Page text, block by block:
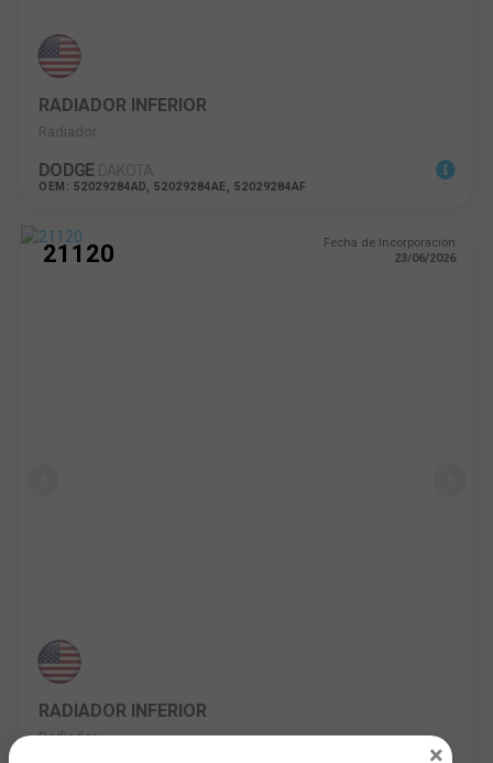
RADIADOR INFERIOR
Radiador
DODGE
OEM: 52029284AD, 52029284AE, 52029284AF
21120
Fecha de Incorporación
23/06/2026
RADIADOR INFERIOR
Radiador
×